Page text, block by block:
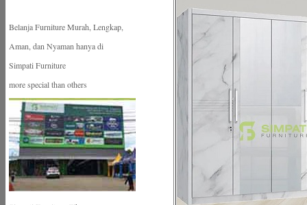
Belanja Furniture Murah, Lengkap,
Aman, dan Nyaman hanya di
Simpati Furniture
more special than others